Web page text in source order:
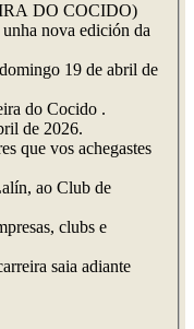
DO COCIDO)
nova edición da
19 de abril de
do Cocido .
de 2026.
que vos achegastes
ao Club de
clubs e
saia adiante